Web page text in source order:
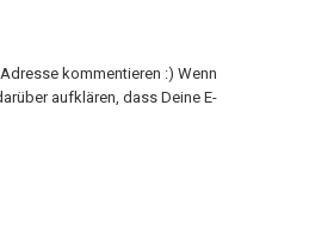
kommentieren :) Wenn
aufklären, dass Deine E-